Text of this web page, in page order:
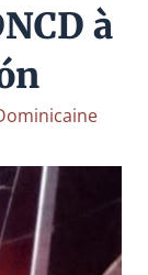
à